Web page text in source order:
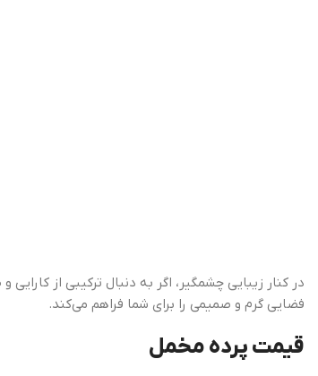
در کنار زیبایی چشمگیر، اگر به دنبال ترکیبی از
فضایی گرم و صمیمی را برای شما فراهم می‌کند.
قیمت پرده مخمل